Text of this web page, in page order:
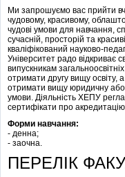
Ми запрошуємо вас прийти
чудовому, красивому,
чудові умови для навчання,
сучасній, просторій та
кваліфікований науково-
Університет радо відкриває
випускникам
отримати другу вищу освіту,
отримати вищу юридичну або
умови. Діяльність ХЕПУ
сертифікати про
Форми навчання:
- денна;
- заочна.
ПЕРЕЛІК